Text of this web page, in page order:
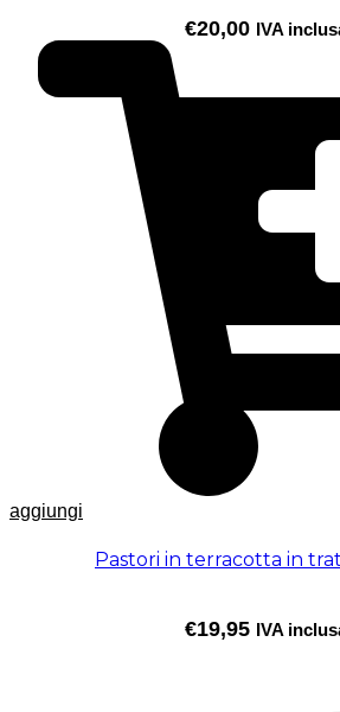
€20,00 IVA
aggiungi
Pastori in terracotta in
€19,95 IVA